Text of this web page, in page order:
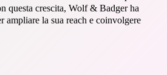
questa crescita, Wolf & Badger ha
ampliare la sua reach e coinvolgere